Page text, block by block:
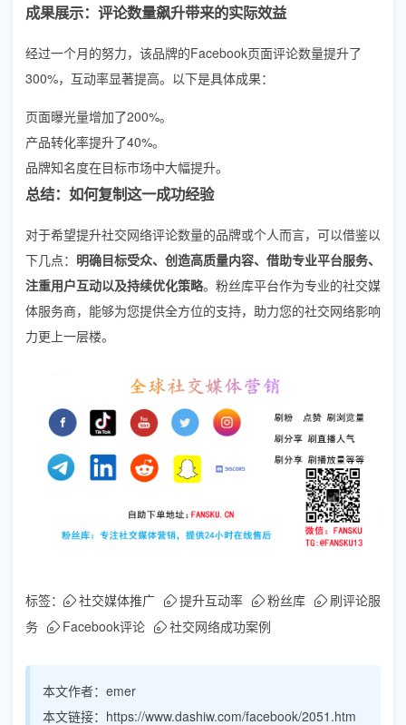
成果展示：评论数量飙升带来的实际效益
经过一个月的努力，该品牌的Facebook页面评论数量提升了
300%，互动率显著提高。以下是具体成果：
页面曝光量增加了200%。
产品转化率提升了40%。
品牌知名度在目标市场中大幅提升。
总结：如何复制这一成功经验
对于希望提升社交网络评论数量的品牌或个人而言，可以借鉴以
下几点： 明确目标受众、创造高质量内容、借助专业平台服务、
注重用户互动以及持续优化策略。粉丝库平台作为专业的社交媒
体服务商，能够为您提供全方位的支持，助力您的社交网络影响
力更上一层楼。
标签： 社交媒体推广 提升互动率 粉丝库
刷评论服
务
Facebook评论 社交网络成功案例
本文作者： emer
本文链接： https://www.dashiw.com/facebook/2051.htm